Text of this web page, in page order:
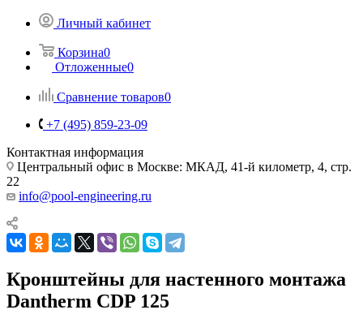
Личный кабинет
Корзина0
Отложенные0
Сравнение товаров0
+7 (495) 859-23-09
Контактная информация
Центральный офис в Москве: МКАД, 41-й километр, 4, стр.
22
info@pool-engineering.ru
Кронштейны для настенного монтажа
Dantherm CDP 125